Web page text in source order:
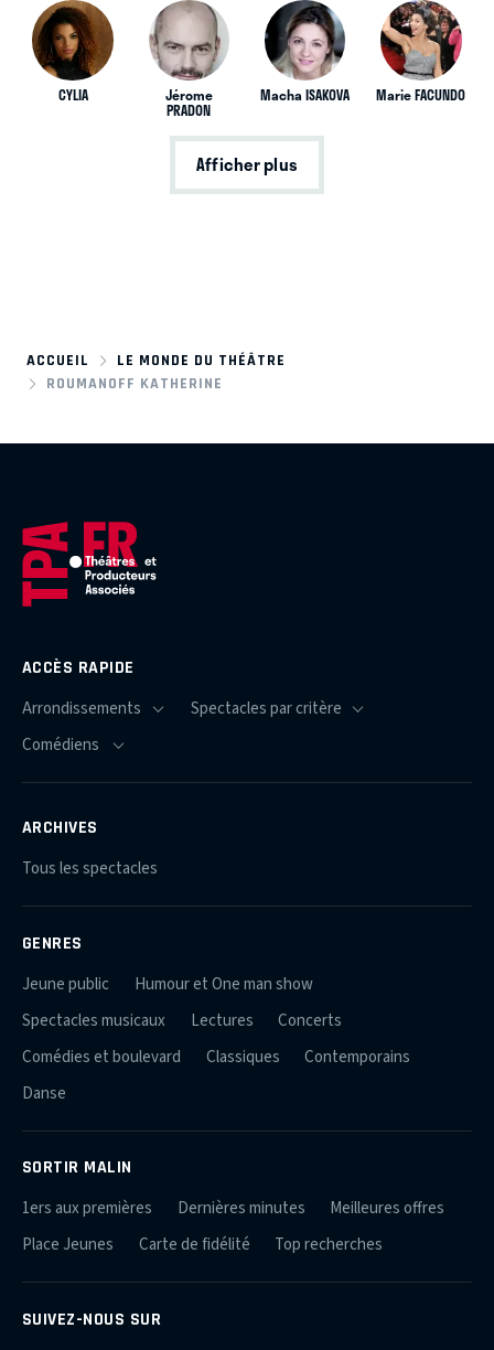
CYLIA Jérome
PRADON
Macha ISAKOVA Marie FACUNDO
Afficher plus
ACCUEIL
LE MONDE DU THÉÂTRE
ROUMANOFF KATHERINE
ACCÈS RAPIDE
ARCHIVES
Tous les spectacles
GENRES
Jeune public
Humour et One man show
Spectacles musicaux
Lectures
Concerts
Comédies et boulevard
Classiques
Contemporains
Danse
SORTIR MALIN
1ers aux premières Dernières minutes
Meilleures offres
Place Jeunes
Carte de fidélité Top recherches
SUIVEZ-NOUS SUR